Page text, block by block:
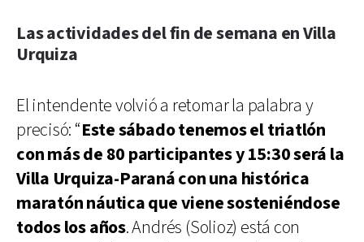
Las actividades del fin de semana en Villa
Urquiza
El intendente volvió a retomar la palabra y
precisó: “Este sábado tenemos el triatlón
con más de 80 participantes y 15:30 será la
Villa Urquiza-Paraná con una histórica
maratón náutica que viene sosteniéndose
todos los años. Andrés (Solioz) está con